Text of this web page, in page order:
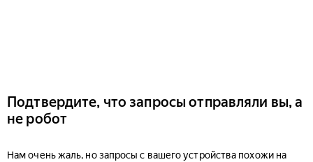
Подтвердите, что запросы отправляли вы, а
не робот
Нам очень жаль, но запросы с вашего устройства похожи на